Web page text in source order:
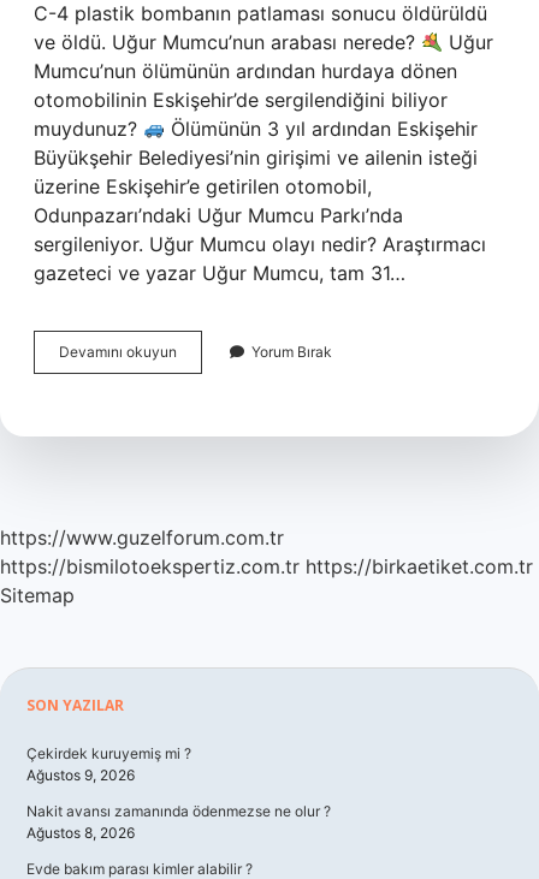
C-4 plastik bombanın patlaması sonucu öldürüldü
ve öldü. Uğur Mumcu’nun arabası nerede?
Uğur
Mumcu’nun ölümünün ardından hurdaya dönen
otomobilinin Eskişehir’de sergilendiğini biliyor
muydunuz?
Ölümünün 3 yıl ardından Eskişehir
Büyükşehir Belediyesi’nin girişimi ve ailenin isteği
üzerine Eskişehir’e getirilen otomobil,
Odunpazarı’ndaki Uğur Mumcu Parkı’nda
sergileniyor. Uğur Mumcu olayı nedir? Araştırmacı
gazeteci ve yazar Uğur Mumcu, tam 31…
Devamını okuyun
Mumcu
Yorum Bırak
https://www.guzelforum.com.tr
https://bismilotoekspertiz.com.tr https://birkaetiket.com.tr
Sitemap
Sidebar
SON YAZILAR
Çekirdek kuruyemiş mi ?
Ağustos 9, 2026
Nakit avansı zamanında ödenmezse ne olur ?
Ağustos 8, 2026
Evde bakım parası kimler alabilir ?